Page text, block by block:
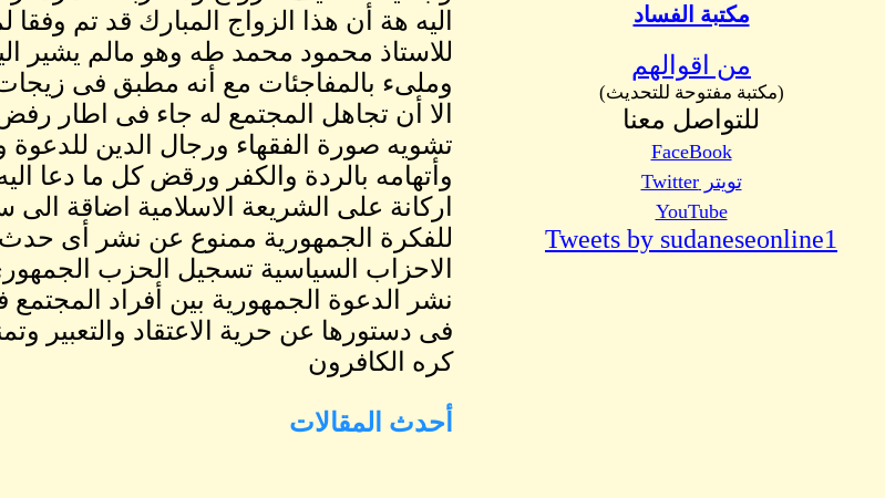
مكتبة الفساد
من اقوالهم
(مكتبة مفتوحة للتحديث)
للتواصل معنا
FaceBook
تويتر Twitter
YouTube
Tweets by sudaneseonline1
اليه هة أن هذا الزواج المبارك قد تم
للاستاذ محمود محمد طه وهو مالم يشير
وملىء بالمفاجئات مع أنه مطبق فى
الا أن تجاهل المجتمع له جاء فى اطار
تشويه صورة الفقهاء ورجال الدين
وأتهامه بالردة والكفر ورقض كل ما دعا
اركانة على الشريعة الاسلامية اضاقة
للفكرة الجمهورية ممنوع عن نشر أى
الاحزاب السياسية تسجيل الحزب
نشر الدعوة الجمهورية بين أفراد
فى دستورها عن حرية الاعتقاد والتعبير
كره الكافرون
أحدث المقالات